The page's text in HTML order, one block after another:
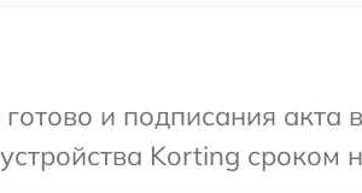
готово и подписания
Korting сроком